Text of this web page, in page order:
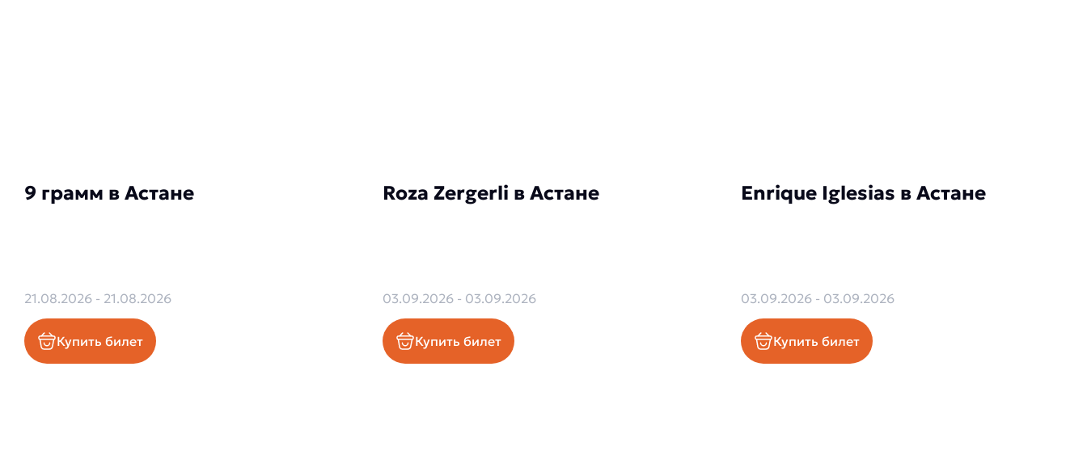
9 грамм в Астане
21.08.2026 - 21.08.2026
Купить билет
Roza Zergerli в Астане
03.09.2026 - 03.09.2026
Купить билет
Enrique Iglesias в Астане
03.09.2026 - 03.09.2026
Купить билет